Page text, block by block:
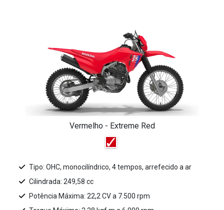
Vermelho - Extreme Red
Tipo: OHC, monocilíndrico, 4 tempos, arrefecido a ar
Cilindrada: 249,58 cc
Potência Máxima: 22,2 CV a 7.500 rpm